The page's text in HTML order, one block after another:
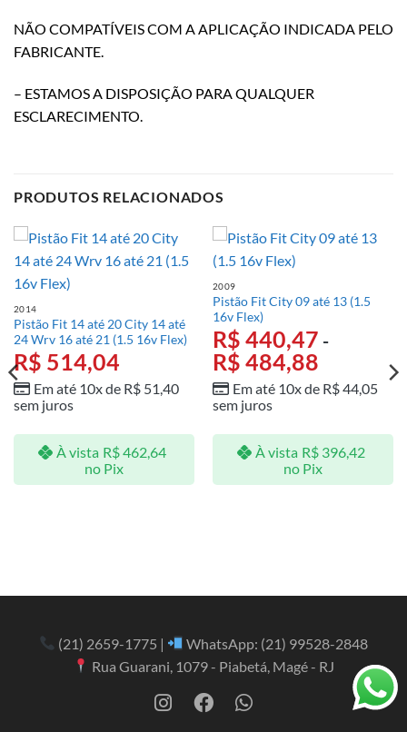
NÃO COMPATÍVEIS COM A APLICAÇÃO INDICADA PELO
FABRICANTE.
– ESTAMOS A DISPOSIÇÃO PARA QUALQUER
ESCLARECIMENTO.
PRODUTOS RELACIONADOS
2014
Pistão Fit 14 até 20 City 14 até
24 Wrv 16 até 21 (1.5 16v Flex)
R$ 514,04
Em até 10x de R$51,40
sem juros
À vista R$462,64
no Pix
2009
Pistão Fit City 09 até 13 (1.5
16v Flex)
R$ 440,47 -
R$ 484,88
Em até 10x de R$44,05
sem juros
À vista R$ 396,42
no Pix
(21) 2659-1775 | WhatsApp: (21) 99528-2848
Rua Guarani, 1079 - Piabetá, Magé - RJ